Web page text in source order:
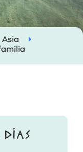
Asia
DÍAS